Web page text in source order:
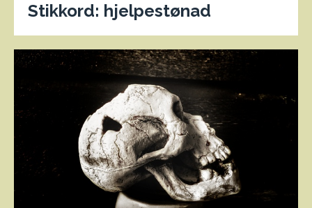
Stikkord: hjelpestønad